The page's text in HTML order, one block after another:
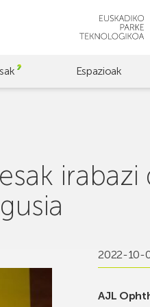
Espazioak
2022-10-
AJL